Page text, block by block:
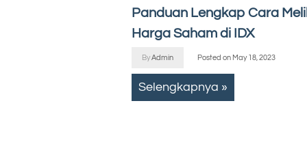
Panduan Lengkap Cara
Harga Saham di IDX
ByAdmin Posted on May 18, 2023
Selengkapnya »